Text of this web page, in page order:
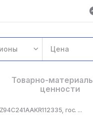
Цена
Товарно-
ценности
гос. ...